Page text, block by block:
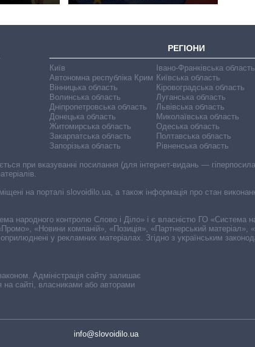
РЕГІОНИ
Київ
Автономна республіка Крим
Вінницька область
Волинська область
Дніпропетровська область
Донецька область
Житомирська область
Закарпатська область
Запорізька область
Івано-Франківська область
Київська область
Кіровоградська область
Луганська область
Львівська область
Миколаївська область
Одеська область
Полтавська область
Рівненська область
Адміністрація сайту залишає
сайті, власниками або авторами
info@slovoidilo.ua
при вказуванні посилання (для інтернет-видань —
на порталі slovoidilo.ua, а також інформація про стан
народного контролю Слово і Діло» і є власністю ГО «Система
«Новини компаній», «Позиція», «Партнерський матеріал»,
у рекламних матеріалах. Згідно з українським